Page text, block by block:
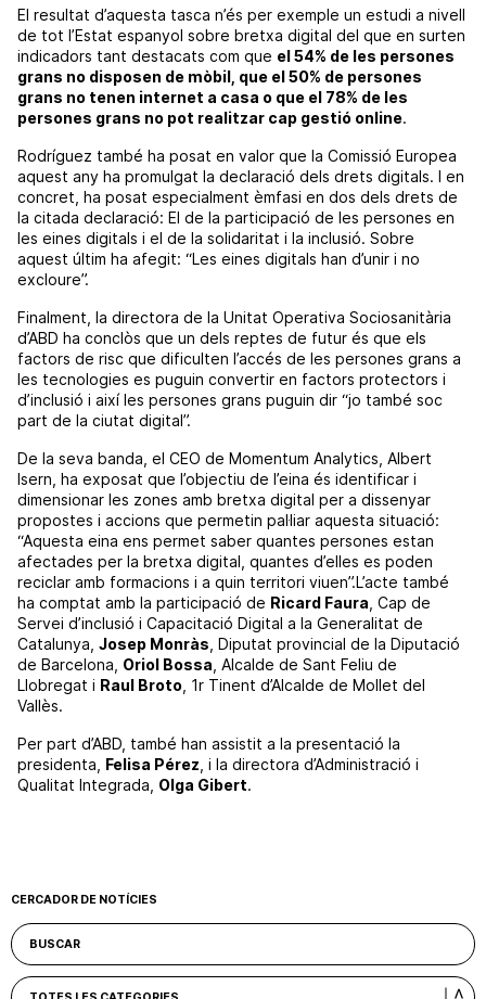
El resultat d’aquesta tasca n’és per exemple un estudi a nivell
de tot l’Estat espanyol sobre bretxa digital del que en surten
indicadors tant destacats com que el 54% de les persones
grans no disposen de mòbil, que el 50% de persones
grans no tenen internet a casa o que el 78% de les
persones grans no pot realitzar cap gestió online.
Rodríguez també ha posat en valor que la Comissió Europea
aquest any ha promulgat la declaració dels drets digitals. I en
concret, ha posat especialment èmfasi en dos dels drets de
la citada declaració: El de la participació de les persones en
les eines digitals i el de la solidaritat i la inclusió. Sobre
aquest últim ha afegit: “Les eines digitals han d’unir i no
excloure”.
Finalment, la directora de la Unitat Operativa Sociosanitària
d’ABD ha conclòs que un dels reptes de futur és que els
factors de risc que dificulten l’accés de les persones grans a
les tecnologies es puguin convertir en factors protectors i
d’inclusió i així les persones grans puguin dir “jo també soc
part de la ciutat digital”.
De la seva banda, el CEO de Momentum Analytics, Albert
Isern, ha exposat que l’objectiu de l’eina és identificar i
dimensionar les zones amb bretxa digital per a dissenyar
propostes i accions que permetin pal·liar aquesta situació:
“Aquesta eina ens permet saber quantes persones estan
afectades per la bretxa digital, quantes d’elles es poden
reciclar amb formacions i a quin territori viuen”.L’acte també
ha comptat amb la participació de Ricard Faura , Cap de
Servei d’inclusió i Capacitació Digital a la Generalitat de
Catalunya, Josep Monràs , Diputat provincial de la Diputació
de Barcelona, Oriol Bossa , Alcalde de Sant Feliu de
Llobregat i Raul Broto , 1r Tinent d’Alcalde de Mollet del
Vallès.
Per part d’ABD, també han assistit a la presentació la
presidenta, Felisa Pérez , i la directora d’Administració i
Qualitat Integrada, Olga Gibert.
CERCADOR DE NOTÍCIES